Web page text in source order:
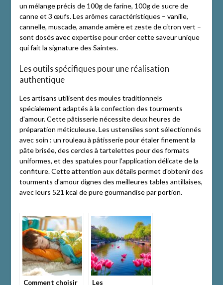
un mélange précis de 100g de farine, 100g de sucre de
canne et 3 œufs. Les arômes caractéristiques – vanille,
cannelle, muscade, amande amère et zeste de citron vert –
sont dosés avec expertise pour créer cette saveur unique
qui fait la signature des Saintes.
Les outils spécifiques pour une réalisation
authentique
Les artisans utilisent des moules traditionnels
spécialement adaptés à la confection des tourments
d'amour. Cette pâtisserie nécessite deux heures de
préparation méticuleuse. Les ustensiles sont sélectionnés
avec soin : un rouleau à pâtisserie pour étaler finement la
pâte brisée, des cercles à tartelettes pour des formats
uniformes, et des spatules pour l'application délicate de la
confiture. Cette attention aux détails permet d'obtenir des
tourments d'amour dignes des meilleures tables antillaises,
avec leurs 521 kcal de pure gourmandise par portion.
Comment choisir Les